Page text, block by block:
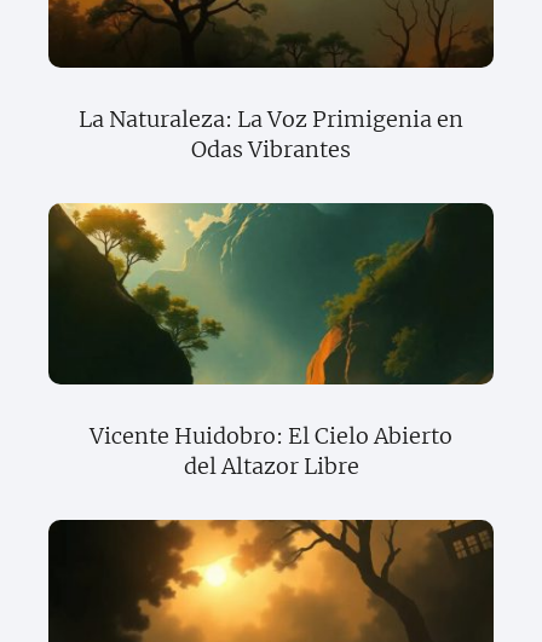
La Naturaleza: La Voz Primigenia en
Odas Vibrantes
Vicente Huidobro: El Cielo Abierto
del Altazor Libre